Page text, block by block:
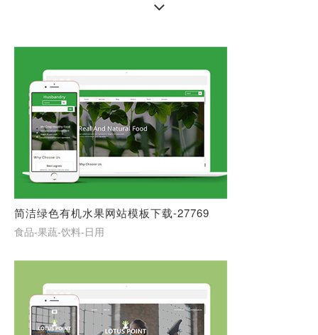
简洁绿色有机水果网站模板下载-27769
食品-果蔬-饮料-日用